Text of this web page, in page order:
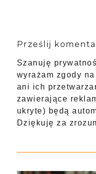
Prześlij
Szanuję
wyrażam zgody
ani ich
zawierające
ukryte) będą
Dziękuję za